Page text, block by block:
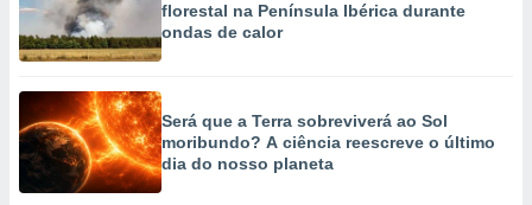
florestal na Península Ibérica durante
ondas de calor
Será que a Terra sobreviverá ao Sol
moribundo? A ciência reescreve o último
dia do nosso planeta